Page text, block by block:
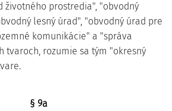
životného prostredia", "obvodný
lesný úrad", "obvodný úrad pre
komunikácie" a "správa
tvaroch, rozumie sa tým "okresný
§ 9a